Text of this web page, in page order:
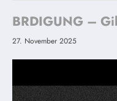
BRDIGUNG –
27. November 2025